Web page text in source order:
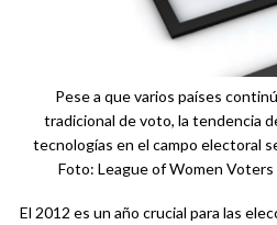
Pese a que varios países
tradicional de voto, la tendencia
tecnologías en el campo electoral
Foto: League of Women Voters
El 2012 es un año crucial para las